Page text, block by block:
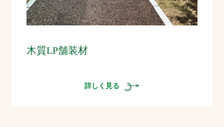
木質LP舗装材
詳しく見る